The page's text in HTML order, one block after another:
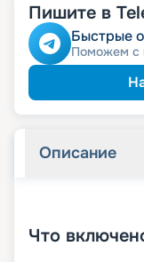
Пишите в
Быстрые
Поможем с
Описание
Что